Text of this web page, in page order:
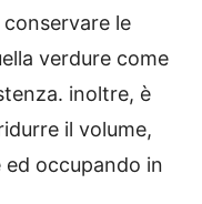
le
verdure come
inoltre, è
il volume,
occupando in